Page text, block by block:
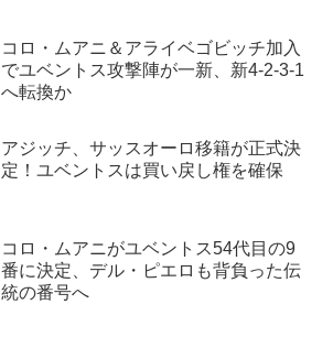
コロ・ムアニ＆アライベゴビッチ加入
でユベントス攻撃陣が一新、新4-2-3-1
へ転換か
アジッチ、サッスオーロ移籍が正式決
定！ユベントスは買い戻し権を確保
コロ・ムアニがユベントス54代目の9
番に決定、デル・ピエロも背負った伝
統の番号へ